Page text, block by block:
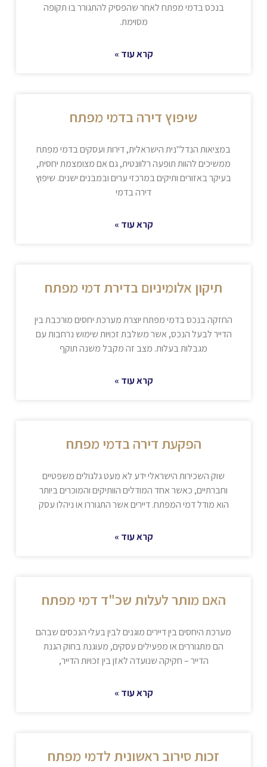
בנכס בדמי מפתח לאחר שהפסיק להתגורר בו תקופה
מסוימת.
קרא עוד »
שיפוץ דירה בדמי מפתח
במציאות הנדל"נית הישראלית, דירות ועסקים בדמי מפתח
ממשיכים להוות תופעה רלוונטית, גם אם מצומצמת יחסית,
בעיקר באזורים ותיקים במרכזי ערים ובמבנים ישנים. שיפוץ
דירה בדמי
קרא עוד »
תיקון אלומיניום בדירת דמי מפתח
החזקה בנכס בדמי מפתח יוצרת מערכת יחסים מורכבת בין
הדייר לבעל הנכס, אשר משלבת זכויות שימוש נרחבות עם
מגבלות בעלות. מצב זה מקבל משנה תוקף
קרא עוד »
הפקעת דירה בדמי מפתח
שוק השכירות הישראלי ידע לא מעט גלגולים משפטיים
וחברתיים, כאשר אחד המודלים הוותיקים והמוכרים ביותר
הוא מודל דמי המפתח. דיירים אשר התגוררו או ניהלו עסק
קרא עוד »
האם מותר לעלות שכ"ד דמי מפתח
מערכת היחסים בין דיירים מוגנים לבין בעלי הנכסים שבהם
הם מתגוררים או מפעילים עסקים, מעוגנת בחוק הגנת
הדייר – חקיקה שנועדה לאזן בין זכויות הדייר,
קרא עוד »
זכות סירוב ראשונית לדמי מפתח